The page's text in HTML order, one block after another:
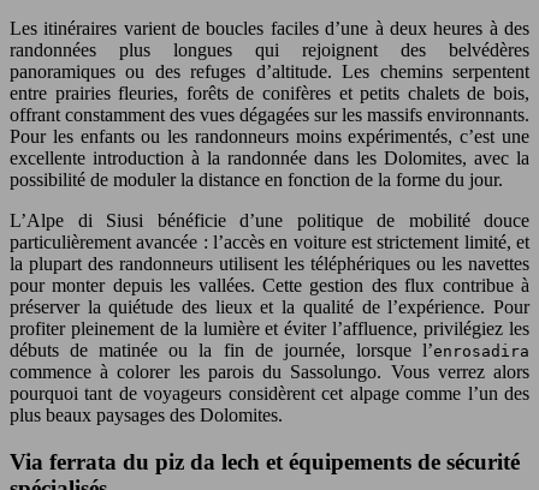
Les itinéraires varient de boucles faciles d’une à deux heures à des
randonnées plus longues qui rejoignent des belvédères
panoramiques ou des refuges d’altitude. Les chemins serpentent
entre prairies fleuries, forêts de conifères et petits chalets de bois,
offrant constamment des vues dégagées sur les massifs environnants.
Pour les enfants ou les randonneurs moins expérimentés, c’est une
excellente introduction à la randonnée dans les Dolomites, avec la
possibilité de moduler la distance en fonction de la forme du jour.
L’Alpe di Siusi bénéficie d’une politique de mobilité douce
particulièrement avancée : l’accès en voiture est strictement limité, et
la plupart des randonneurs utilisent les téléphériques ou les navettes
pour monter depuis les vallées. Cette gestion des flux contribue à
préserver la quiétude des lieux et la qualité de l’expérience. Pour
profiter pleinement de la lumière et éviter l’affluence, privilégiez les
débuts de matinée ou la fin de journée, lorsque l’enrosadira
commence à colorer les parois du Sassolungo. Vous verrez alors
pourquoi tant de voyageurs considèrent cet alpage comme l’un des
plus beaux paysages des Dolomites.
Via ferrata du piz da lech et équipements de sécurité